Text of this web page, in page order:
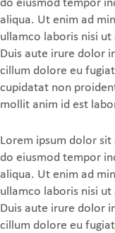
do eiusmod tempor
aliqua. Ut enim ad
ullamco laboris nisi
Duis aute irure dolor
cillum dolore eu
cupidatat non
mollit anim id est
Lorem ipsum dolor
do eiusmod tempor
aliqua. Ut enim ad
ullamco laboris nisi
Duis aute irure dolor
cillum dolore eu